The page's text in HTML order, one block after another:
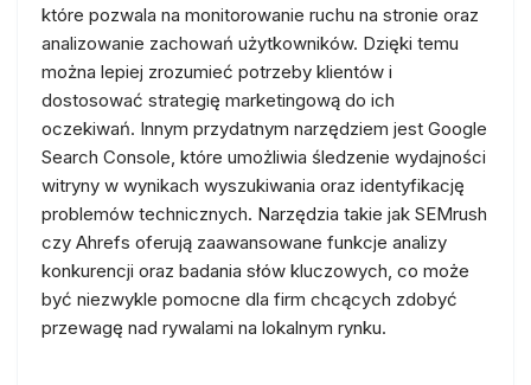
które pozwala na monitorowanie ruchu na stronie oraz
analizowanie zachowań użytkowników. Dzięki temu
można lepiej zrozumieć potrzeby klientów i
dostosować strategię marketingową do ich
oczekiwań. Innym przydatnym narzędziem jest Google
Search Console, które umożliwia śledzenie wydajności
witryny w wynikach wyszukiwania oraz identyfikację
problemów technicznych. Narzędzia takie jak SEMrush
czy Ahrefs oferują zaawansowane funkcje analizy
konkurencji oraz badania słów kluczowych, co może
być niezwykle pomocne dla firm chcących zdobyć
przewagę nad rywalami na lokalnym rynku.